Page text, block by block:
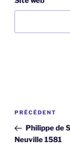
Navigation
l’article
Article
précédent
PRÉCÉDENT
Philippe de
Neuville 1581